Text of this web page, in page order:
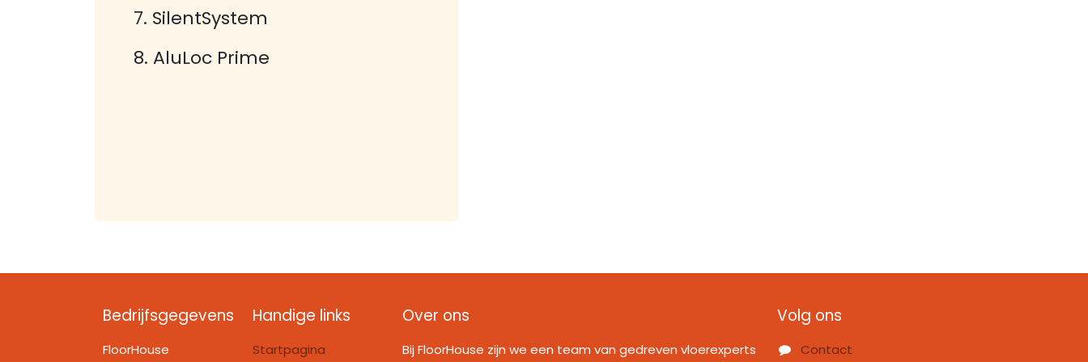
7. SilentSystem
8. AluLoc Prime
Volg ons
Contact
Over ons
Bij FloorHouse zijn we een team van gedreven vloerexperts
Handige links
Startpagina
Bedrijfsgegevens
FloorHouse